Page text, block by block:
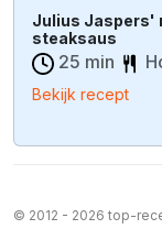
Julius Jaspers'
steaksaus
25 min
Bekijk recept
© 2012 - 2026 top-